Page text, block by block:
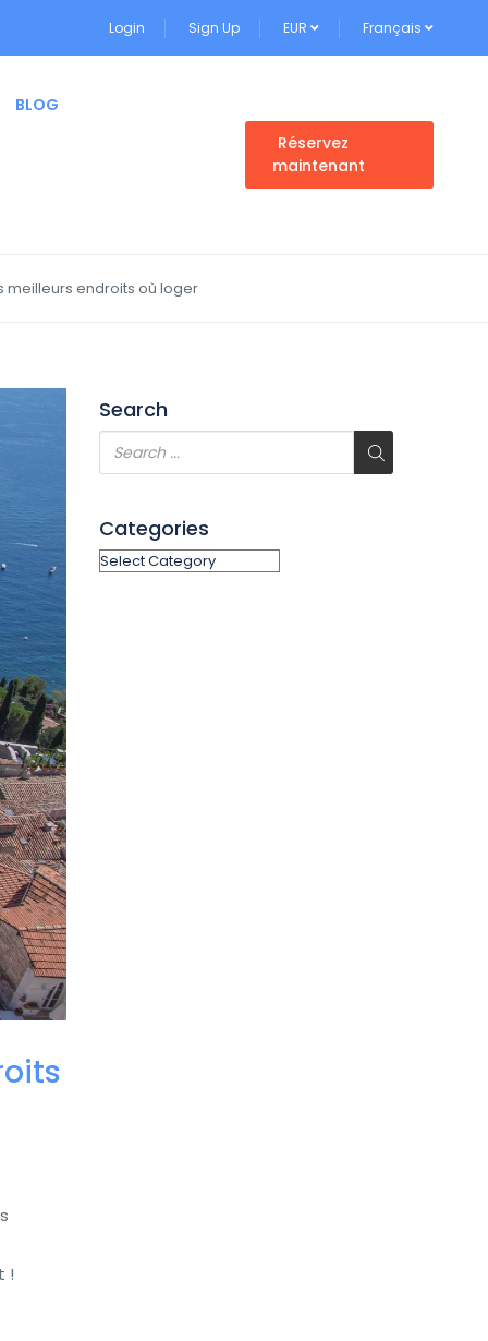
Login Sign Up EUR Français
BLOG
Réservez
maintenant
meilleurs endroits où loger
!
Search
Categories